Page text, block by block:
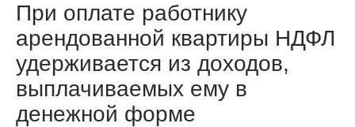
При оплате работнику
арендованной квартиры НДФЛ
удерживается из доходов,
выплачиваемых ему в
денежной форме